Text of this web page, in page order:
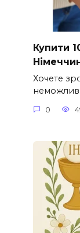
Купити
Хочете
0